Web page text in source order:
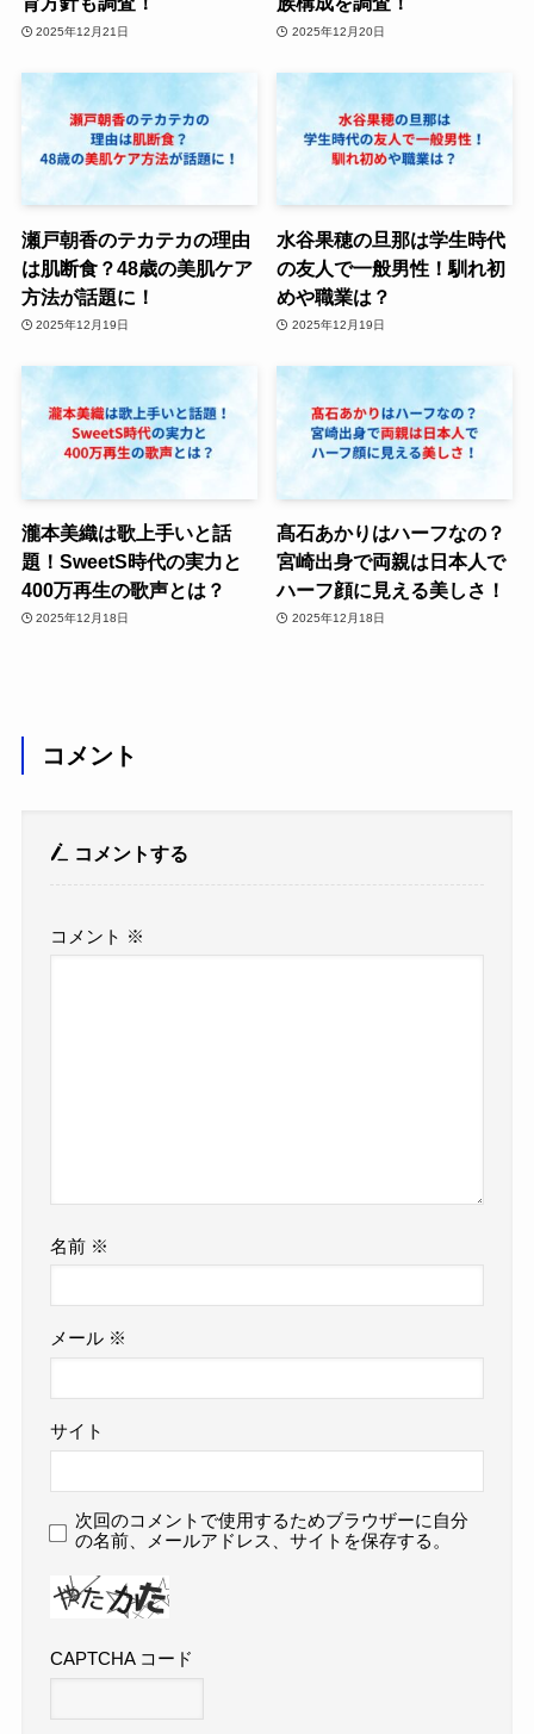
2025年12月21日 2025年12月20日
瀬戸朝香のテカテカの理由
は肌断食？48歳の美肌ケア
方法が話題に！
2025年12月19日
水谷果穂の旦那は学生時代
の友人で一般男性！馴れ初
めや職業は？
2025年12月19日
瀧本美織は歌上手いと話
題！SweetS時代の実力と
400万再生の歌声とは？
2025年12月18日
髙石あかりはハーフなの？
宮崎出身で両親は日本人で
ハーフ顔に見える美しさ！
2025年12月18日
コメント
コメントする
コメント ※
名前 ※
メール ※
サイト
次回のコメントで使用するためブラウザーに自分
の名前、メールアドレス、サイトを保存する。
CAPTCHA コード